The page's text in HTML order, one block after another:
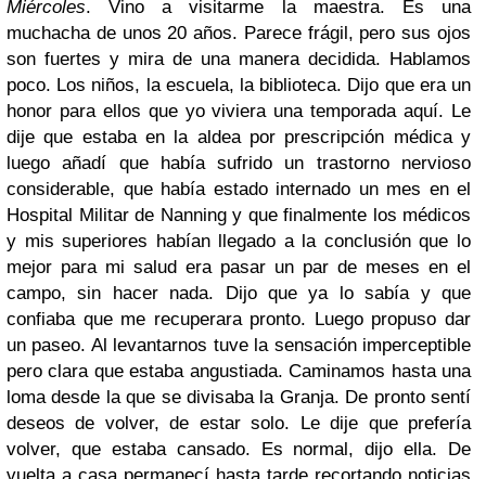
Miércoles. Vino a visitarme la maestra. Es una
muchacha de unos 20 años. Parece frágil, pero sus ojos
son fuertes y mira de una manera decidida. Hablamos
poco. Los niños, la escuela, la biblioteca. Dijo que era un
honor para ellos que yo viviera una temporada aquí. Le
dije que estaba en la aldea por prescripción médica y
luego añadí que había sufrido un trastorno nervioso
considerable, que había estado internado un mes en el
Hospital Militar de Nanning y que finalmente los médicos
y mis superiores habían llegado a la conclusión que lo
mejor para mi salud era pasar un par de meses en el
campo, sin hacer nada. Dijo que ya lo sabía y que
confiaba que me recuperara pronto. Luego propuso dar
un paseo. Al levantarnos tuve la sensación imperceptible
pero clara que estaba angustiada. Caminamos hasta una
loma desde la que se divisaba la Granja. De pronto sentí
deseos de volver, de estar solo. Le dije que prefería
volver, que estaba cansado. Es normal, dijo ella. De